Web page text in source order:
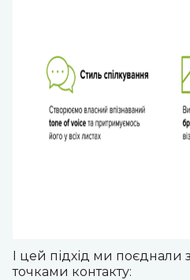
І цей підхід ми поєднали
точками контакту: